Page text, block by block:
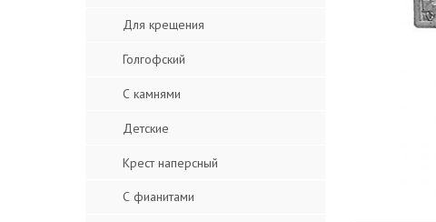
Для крещения
Голгофский
С камнями
Детские
Крест наперсный
С фианитами